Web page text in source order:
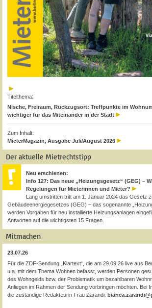
Titelthema:
Nische, Freiraum, Rückzugsort: Treffpunkte im
wichtiger für das Miteinander in der Stadt
Zum Inhalt:
MieterMagazin, Ausgabe Juli/August 2026
Der aktuelle Mietrechtstipp
Neu erschienen:
Info 127: Das neue „Heizungsgesetz“ (GEG) –
Regelungen für Mieterinnen und Mieter?
Lang umstritten tritt am 1. Januar 2024 das Gesetz
Gebäudeenergiegesetzes (GEG) – das sogenannte
werden Vorgaben für neu installierte Heizungsanlagen
Antworten auf die wichtigsten 15 Fragen.
Mitmachen
23.07.26
Für die ZDF-Sendung „Klartext“, die am 29.09.26 live aus
u.a. mit dem Thema Wohnen befasst, werden Personen
des Wohngelds bzw. der Problematik um bezahlbaren
Anliegen im Rahmen der Sendung vorbringen möchten. Bei
die zuständige Redakteurin Frau Zarandi: